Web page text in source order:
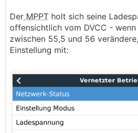
dasBMS . Der Workaround
also ist da mal etwas die Luft
Der MPPT holt sich seine
offensichtlich vom DVCC -
zwischen 55,5 und 56
Einstellung mit: